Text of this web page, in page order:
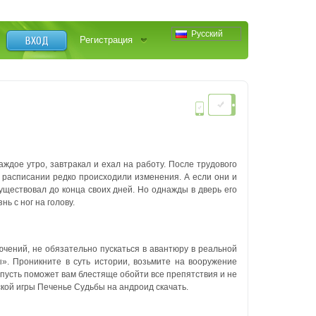
Русский
ВХОД Регистрация
утро, завтракал и ехал на работу. После трудового
редко происходили изменения. А если они и
до конца своих дней. Но однажды в дверь его
с ног на голову.
не обязательно пускаться в авантюру в реальной
Проникните в суть истории, возьмите на вооружение
поможет вам блестяще обойти все препятствия и не
игры Печенье Судьбы на андроид скачать.